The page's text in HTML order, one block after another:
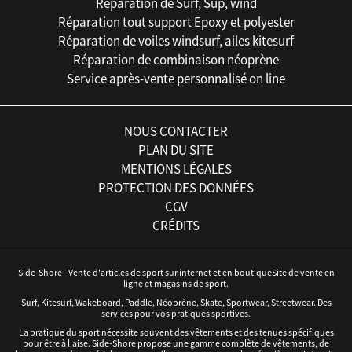
Réparation tout support Epoxy et polyester
Réparation de voiles windsurf, ailes kitesurf
Réparation de combinaison néoprène
Service après-vente personnalisé on line
NOUS CONTACTER
PLAN DU SITE
MENTIONS LÉGALES
PROTECTION DES DONNÉES
CGV
CRÉDITS
Side-Shore - Vente d'articles de sport sur internet et en boutiqueSite de vente en
ligne et magasins de sport.
Surf, Kitesurf, Wakeboard, Paddle, Néoprène, Skate, Sportwear, Streetwear. Des
services pour vos pratiques sportives.
La pratique du sport nécessite souvent des vêtements et des tenues spécifiques
pour être à l'aise. Side-Shore propose une gamme complète de vêtements, de